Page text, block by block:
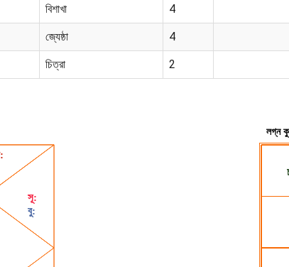
বিশাখা 4
জ্যেষ্ঠা 4
চিত্রা 2